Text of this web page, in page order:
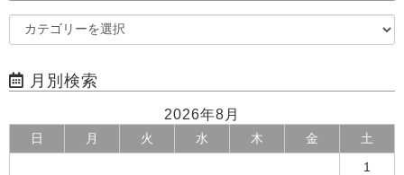
月別検索
2026年8月
日 月 火 水 木 金 土
1